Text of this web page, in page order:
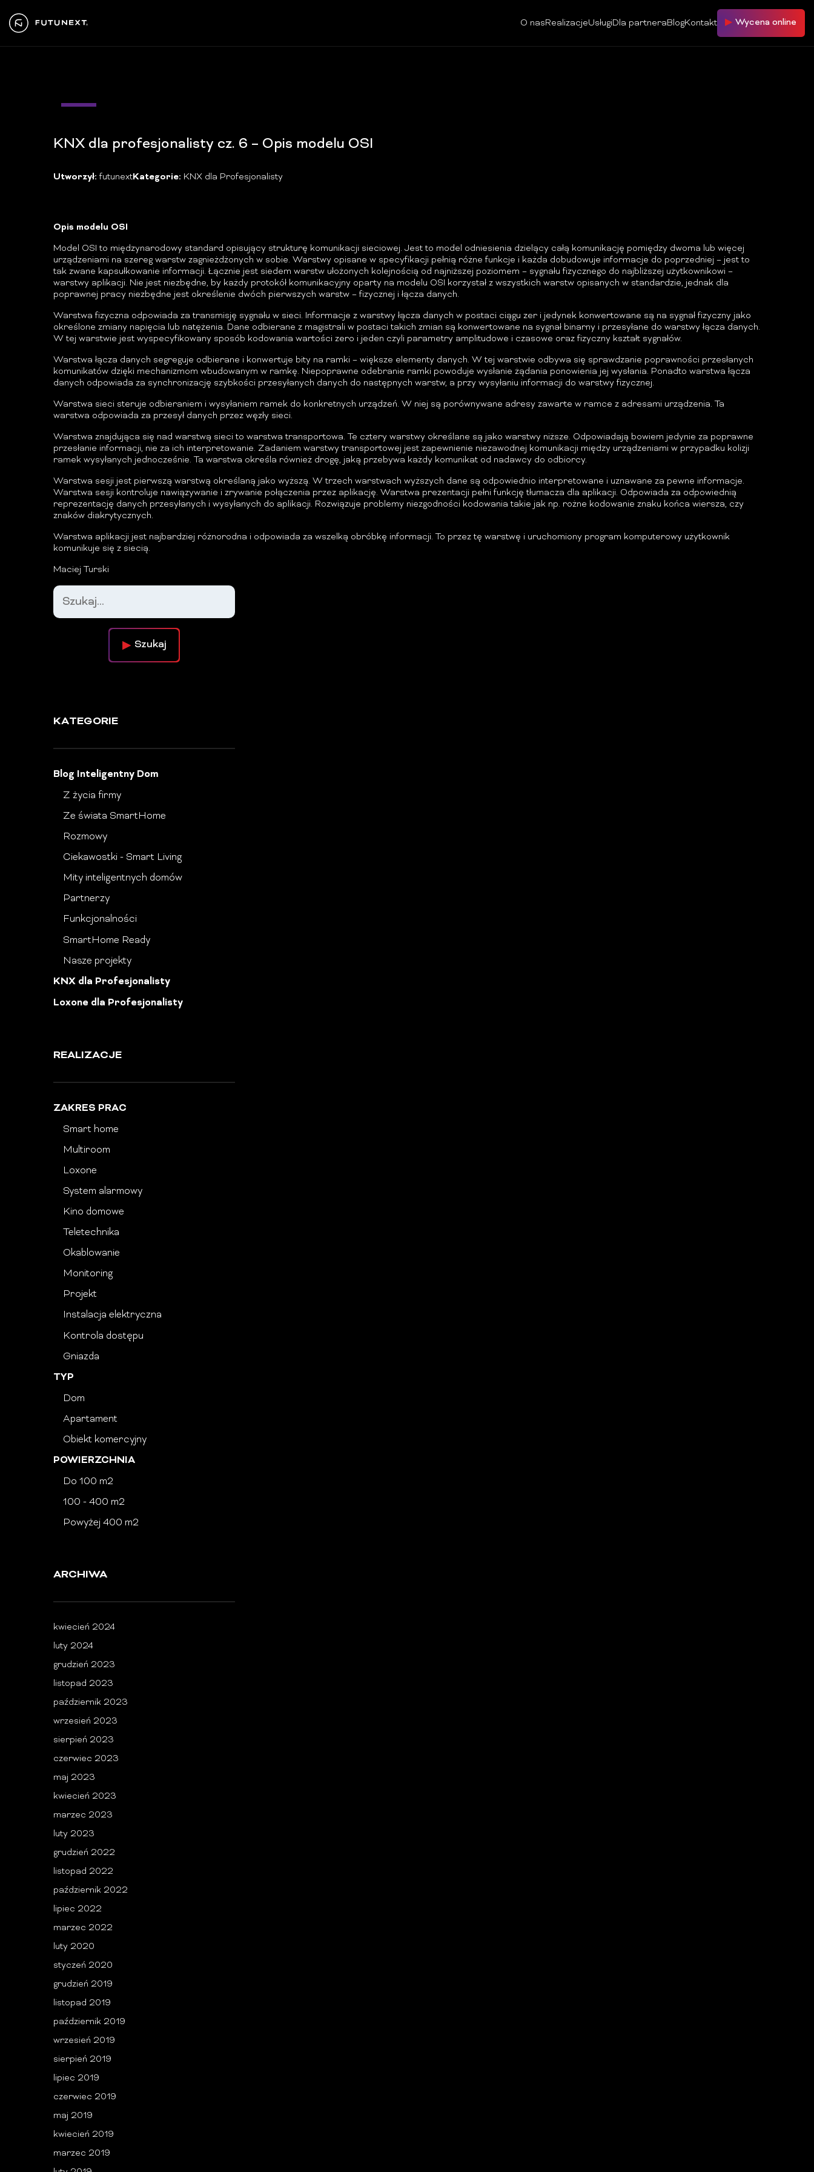
O nasRealizacjeUsługiDla partneraBlogKontakt Wycena online
KNX dla profesjonalisty cz. 6 – Opis modelu OSI
Utworzył: futunextKategorie: KNX dla Profesjonalisty
Opis modelu OSI
Model OSI to międzynarodowy standard opisujący strukturę komunikacji sieciowej. Jest to model odniesienia dzielący całą komunikację pomiędzy dwoma lub więcej
urządzeniami na szereg warstw zagnieżdżonych w sobie. Warstwy opisane w specyfikacji pełnią różne funkcje i każda dobudowuje informacje do poprzedniej – jest to
tak zwane kapsułkowanie informacji. Łącznie jest siedem warstw ułożonych kolejnością od najniższej poziomem – sygnału fizycznego do najbliższej użytkownikowi –
warstwy aplikacji. Nie jest niezbędne, by każdy protokół komunikacyjny oparty na modelu OSI korzystał z wszystkich warstw opisanych w standardzie, jednak dla
poprawnej pracy niezbędne jest określenie dwóch pierwszych warstw – fizycznej i łącza danych.
Warstwa fizyczna odpowiada za transmisję sygnału w sieci. Informacje z warstwy łącza danych w postaci ciągu zer i jedynek konwertowane są na sygnał fizyczny jako
określone zmiany napięcia lub natężenia. Dane odbierane z magistrali w postaci takich zmian są konwertowane na sygnał binarny i przesyłane do warstwy łącza danych.
W tej warstwie jest wyspecyfikowany sposób kodowania wartości zero i jeden czyli parametry amplitudowe i czasowe oraz fizyczny kształt sygnałów.
Warstwa łącza danych segreguje odbierane i konwertuje bity na ramki – większe elementy danych. W tej warstwie odbywa się sprawdzanie poprawności przesłanych
komunikatów dzięki mechanizmom wbudowanym w ramkę. Niepoprawne odebranie ramki powoduje wysłanie żądania ponowienia jej wysłania. Ponadto warstwa łącza
danych odpowiada za synchronizację szybkości przesyłanych danych do następnych warstw, a przy wysyłaniu informacji do warstwy fizycznej.
Warstwa sieci steruje odbieraniem i wysyłaniem ramek do konkretnych urządzeń. W niej są porównywane adresy zawarte w ramce z adresami urządzenia. Ta
warstwa odpowiada za przesył danych przez węzły sieci.
Warstwa znajdująca się nad warstwą sieci to warstwa transportowa. Te cztery warstwy określane są jako warstwy niższe. Odpowiadają bowiem jedynie za poprawne
przesłanie informacji, nie za ich interpretowanie. Zadaniem warstwy transportowej jest zapewnienie niezawodnej komunikacji między urządzeniami w przypadku kolizji
ramek wysyłanych jednocześnie. Ta warstwa określa również drogę, jaką przebywa każdy komunikat od nadawcy do odbiorcy.
Warstwa sesji jest pierwszą warstwą określaną jako wyższą. W trzech warstwach wyższych dane są odpowiednio interpretowane i uznawane za pewne informacje.
Warstwa sesji kontroluje nawiązywanie i zrywanie połączenia przez aplikację. Warstwa prezentacji pełni funkcję tłumacza dla aplikacji. Odpowiada za odpowiednią
reprezentację danych przesyłanych i wysyłanych do aplikacji. Rozwiązuje problemy niezgodności kodowania takie jak np. rożne kodowanie znaku końca wiersza, czy
znaków diakrytycznych.
Warstwa aplikacji jest najbardziej różnorodna i odpowiada za wszelką obróbkę informacji. To przez tę warstwę i uruchomiony program komputerowy użytkownik
komunikuje się z siecią.
Maciej Turski
Szukaj
KATEGORIE
Blog Inteligentny Dom
Z życia firmy
Ze świata SmartHome
Rozmowy
Ciekawostki - Smart Living
Mity inteligentnych domów
Partnerzy
Funkcjonalności
SmartHome Ready
Nasze projekty
KNX dla Profesjonalisty
Loxone dla Profesjonalisty
REALIZACJE
ZAKRES PRAC
Smart home
Multiroom
Loxone
System alarmowy
Kino domowe
Teletechnika
Okablowanie
Monitoring
Projekt
Instalacja elektryczna
Kontrola dostępu
Gniazda
TYP
Dom
Apartament
Obiekt komercyjny
POWIERZCHNIA
Do 100 m2
100 - 400 m2
Powyżej 400 m2
ARCHIWA
kwiecień 2024
luty 2024
grudzień 2023
listopad 2023
październik 2023
wrzesień 2023
sierpień 2023
czerwiec 2023
maj 2023
kwiecień 2023
marzec 2023
luty 2023
grudzień 2022
listopad 2022
październik 2022
lipiec 2022
marzec 2022
luty 2020
styczeń 2020
grudzień 2019
listopad 2019
październik 2019
wrzesień 2019
sierpień 2019
lipiec 2019
czerwiec 2019
maj 2019
kwiecień 2019
marzec 2019